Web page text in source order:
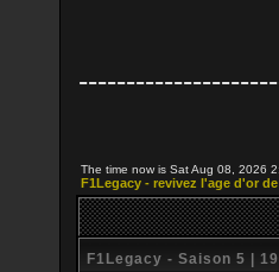
The time now is Sat Aug 08, 2026
F1Legacy - revivez l'age d'or
F1Legacy - Saison 5 |